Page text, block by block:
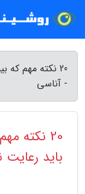
20 نکته مهم که
- آناسی
20 نکته
باید رعایت